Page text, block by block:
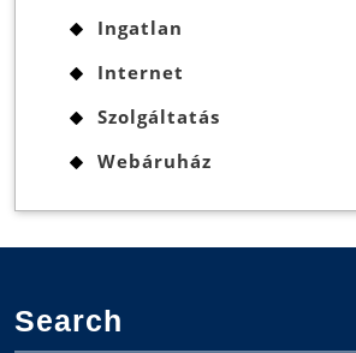
Ingatlan
Internet
Szolgáltatás
Webáruház
Search